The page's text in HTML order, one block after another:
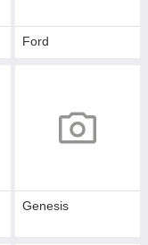
Ford
Genesis